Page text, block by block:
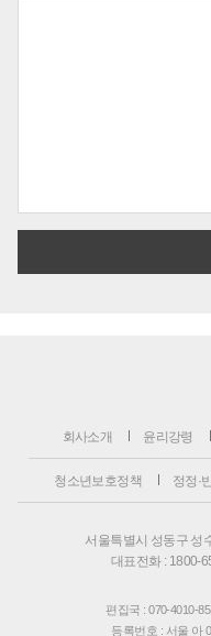
회사소개 윤리강령
청소년보호정책 정정·
서울특별시 성동구 성
대표전화 : 1800-
편집국 : 070-4010-
등록번호 : 서울 아